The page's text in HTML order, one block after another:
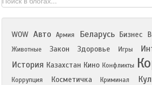
WOW Авто Армия Беларусь Бизнес
Животные
Закон Здоровье Игры
История Казахстан Кино Конфликты
Коррупция Косметичка Криминал